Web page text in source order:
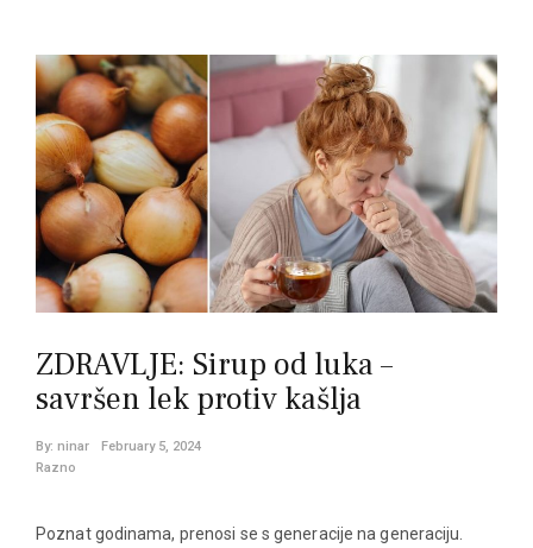
ZDRAVLJE: Sirup od luka –
savršen lek protiv kašlja
By: ninar
February 5, 2024
Razno
Poznat godinama, prenosi se s generacije na generaciju.